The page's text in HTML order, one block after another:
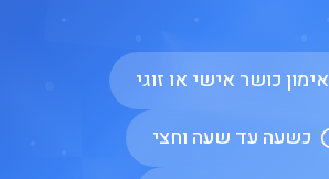
אימון כושר אישי או זוגי
כשעה עד שעה וחצי